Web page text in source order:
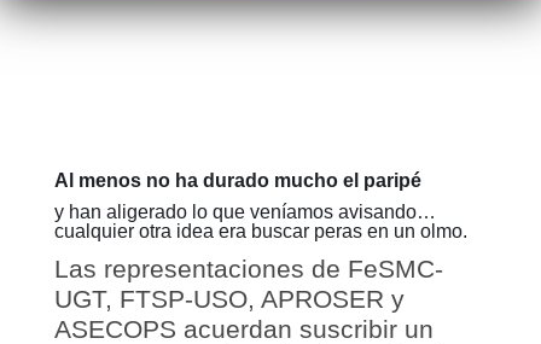
Al menos no ha durado mucho el paripé
y han aligerado lo que veníamos avisando…
cualquier otra idea era buscar peras en un olmo.
Las representaciones de FeSMC-
UGT, FTSP-USO, APROSER y
ASECOPS acuerdan suscribir un
🤖 Dudas Rápidas del Convenio (IA)
✊ Trámite: Afiliarse al Sindicato
📍 Info: Horarios y Contacto Sede